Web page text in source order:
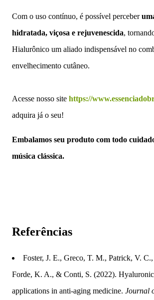
Com o uso contínuo, é possível perceber
hidratada, viçosa e rejuvenescida,
Hialurônico um aliado indispensável no
envelhecimento cutâneo.
Acesse nosso site https://
adquira já o seu!
Embalamos seu produto com todo
música clássica.
Referências
Foster, J. E., Greco, T. M., Patrick, V.
Forde, K. A., & Conti, S. (2022).
applications in anti-aging medicine. Journal